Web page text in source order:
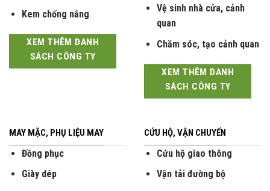
Kem chống nắng
XEM THÊM DANH
SÁCH CÔNG TY
Vệ sinh nhà cửa, cảnh
quan
Chăm sóc, tạo cảnh quan
XEM THÊM DANH
SÁCH CÔNG TY
MAY MẶC, PHỤ LIỆU MAY
Đồng phục
Giày dép
CỨU HỘ, VẬN CHUYỂN
Cứu hộ giao thông
Vận tải đường bộ